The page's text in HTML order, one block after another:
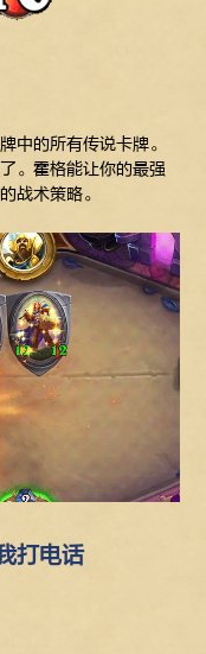
中的所有传说卡牌。
。霍格能让你的最强
战术策略。
打电话